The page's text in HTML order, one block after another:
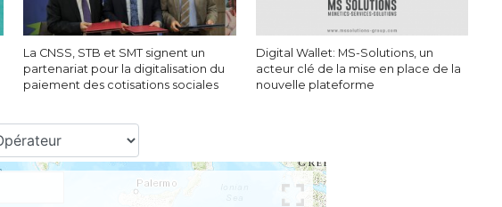
La CNSS, STB et SMT signent un
partenariat pour la digitalisation du
paiement des cotisations sociales
Digital Wallet: MS-Solutions, un
acteur clé de la mise en place de la
nouvelle plateforme